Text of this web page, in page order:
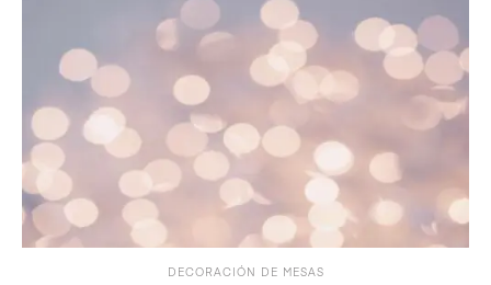
DECORACIÓN DE MESAS